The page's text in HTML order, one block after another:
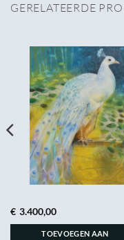
GERELATEERDE
€ 3.400,00
TOEVOEGEN AAN